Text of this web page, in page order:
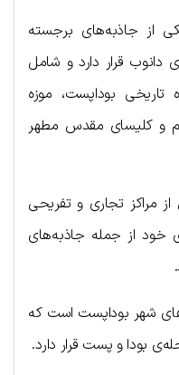
از جاذبه‌های برجسته
قرار دارد و شامل
بوداپست، موزه
و کلیسای مقدس مطهر
مراکز تجاری و تفریحی
خود از جمله جاذبه‌های
شهر بوداپست است که